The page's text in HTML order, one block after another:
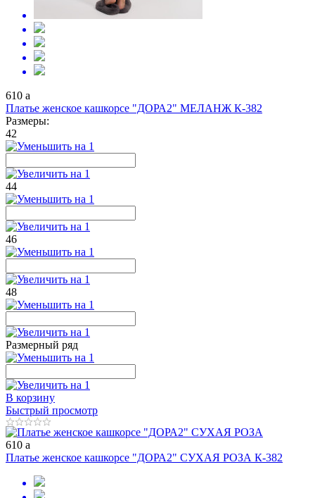
610 a
Платье женское кашкорсе "ДОРА2" МЕЛАНЖ К-382
Размеры:
42
44
46
48
Размерный ряд
В корзину
Быстрый просмотр
610 a
Платье женское кашкорсе "ДОРА2" СУХАЯ РОЗА К-382